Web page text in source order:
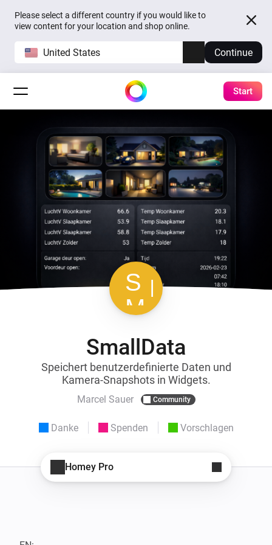
Please select a different country if you would like to
view content for your location and shop online.
United States Continue
Start
SmallData
Speichert benutzerdefinierte Daten und
Kamera-Snapshots in Widgets.
Marcel Sauer Community
Danke Spenden Vorschlagen
Homey Pro